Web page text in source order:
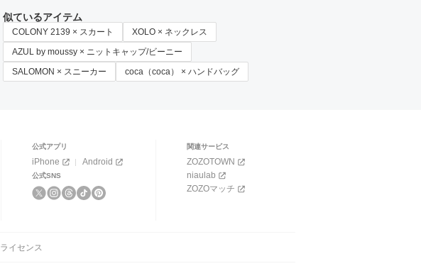
似ているアイテム
COLONY 2139 × スカート
XOLO × ネックレス
AZUL by moussy × ニットキャップ/ビーニー
SALOMON × スニーカー
coca（coca） × ハンドバッグ
公式アプリ
iPhone Android
公式SNS
関連サービス
ZOZOTOWN
niaulab
ZOZOマッチ
ライセンス